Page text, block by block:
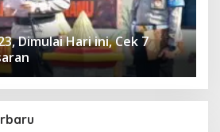
Dimulai Hari ini, Cek 7